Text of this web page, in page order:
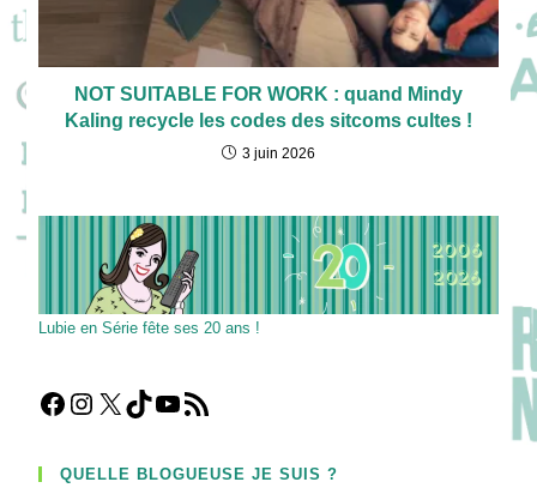
NOT SUITABLE FOR WORK : quand Mindy
Kaling recycle les codes des sitcoms cultes !
3 juin 2026
Lubie en Série fête ses 20 ans !
Facebook
Instagram
X TikTokYouTube
Flux RSS
QUELLE BLOGUEUSE JE SUIS ?